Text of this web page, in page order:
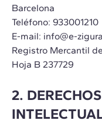
Barcelona
Teléfono: 933001210
E-mail: info@e-
Registro Mercantil
Hoja B 237729
2.